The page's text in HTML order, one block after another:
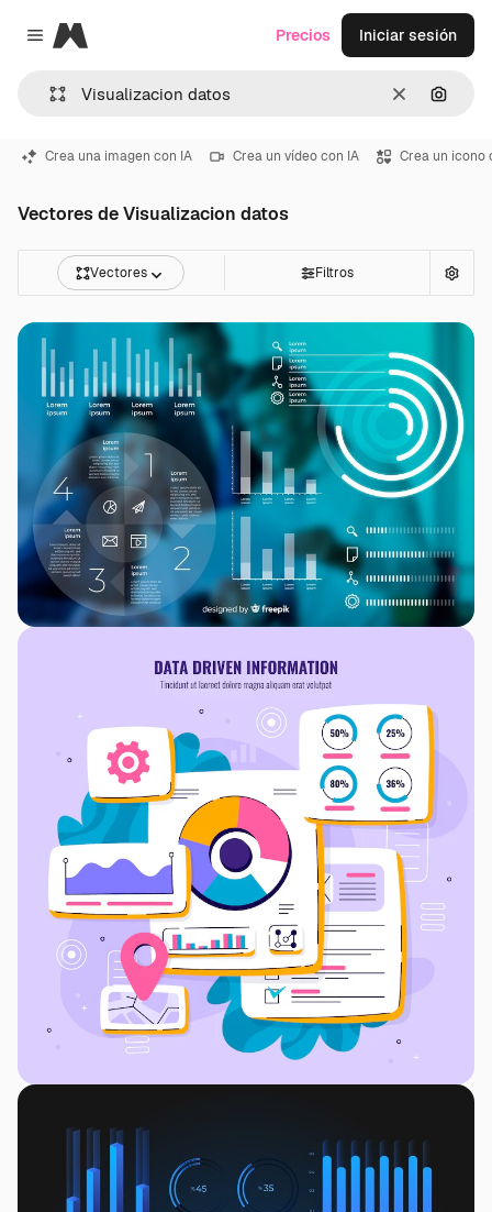
Close menu
Magnific
Borrar
Precios Iniciar sesión
Crea una imagen con IA Crea un vídeo con IA Crea un icono
Vectores de Visualizacion datos
Vectores Filtros